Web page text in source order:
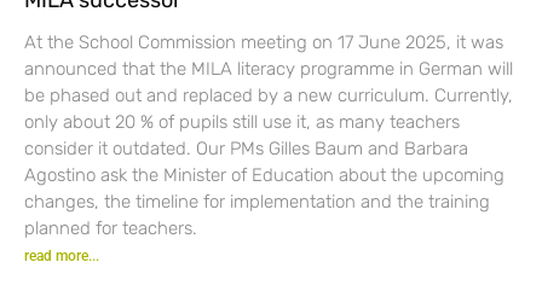
At the School Commission meeting on 17 June 2025, it was
announced that the MILA literacy programme in German will
be phased out and replaced by a new curriculum. Currently,
only about 20 % of pupils still use it, as many teachers
consider it outdated. Our PMs Gilles Baum and Barbara
Agostino ask the Minister of Education about the upcoming
changes, the timeline for implementation and the training
planned for teachers.
read more...